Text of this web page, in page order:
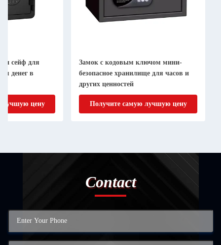
сейф для
денег в
лучшую цену
Замок с кодовым ключом мини-
безопасное хранилище для часов и
других ценностей
Получите самую лучшую цену
Contact